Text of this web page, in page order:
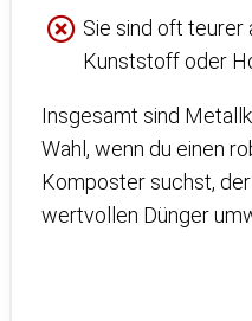
Sie sind oft teurer
Kunststoff oder
Insgesamt sind
Wahl, wenn du einen
Komposter suchst,
wertvollen Dünger